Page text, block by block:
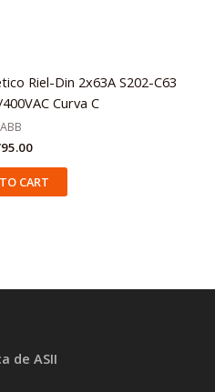
Riel-Din 2x63A S202-C63
Curva C
ABB
95.00
CART
de ASII